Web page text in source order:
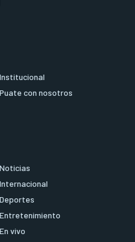
Institucional
Puate con nosotros
Noticias
Internacional
Deportes
Entretenimiento
En vivo